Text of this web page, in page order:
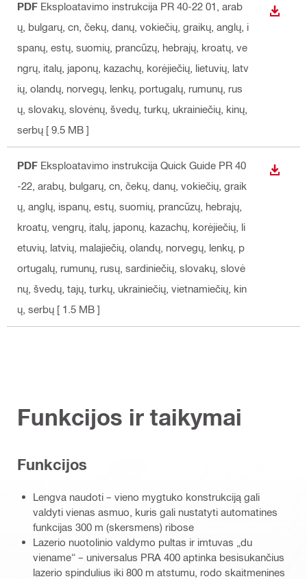
PDF Eksploatavimo instrukcija PR 40-22 01 , arab
ų, bulgarų, cn, čekų, danų, vokiečių, graikų, anglų, i
spanų, estų, suomių, prancūzų, hebrajų, kroatų, ve
ngrų, italų, japonų, kazachų, korėjiečių, lietuvių, latv
ių, olandų, norvegų, lenkų, portugalų, rumunų, rus
ų, slovakų, slovėnų, švedų, turkų, ukrainiečių, kinų,
serbų [ 9.5 MB ]
PDF Eksploatavimo instrukcija Quick Guide PR 40
-22 , arabų, bulgarų, cn, čekų, danų, vokiečių, graik
ų, anglų, ispanų, estų, suomių, prancūzų, hebrajų,
kroatų, vengrų, italų, japonų, kazachų, korėjiečių, li
etuvių, latvių, malajiečių, olandų, norvegų, lenkų, p
ortugalų, rumunų, rusų, sardiniečių, slovakų, slovė
nų, švedų, tajų, turkų, ukrainiečių, vietnamiečių, kin
ų, serbų [ 1.5 MB ]
Funkcijos ir taikymai
Funkcijos
Lengva naudoti – vieno mygtuko konstrukciją gali
valdyti vienas asmuo, kuris gali nustatyti automatines
funkcijas 300 m (skersmens) ribose
Lazerio nuotolinio valdymo pultas ir imtuvas „du
viename“ – universalus PRA 400 aptinka besisukančius
lazerio spindulius iki 800 m atstumu, rodo skaitmenines